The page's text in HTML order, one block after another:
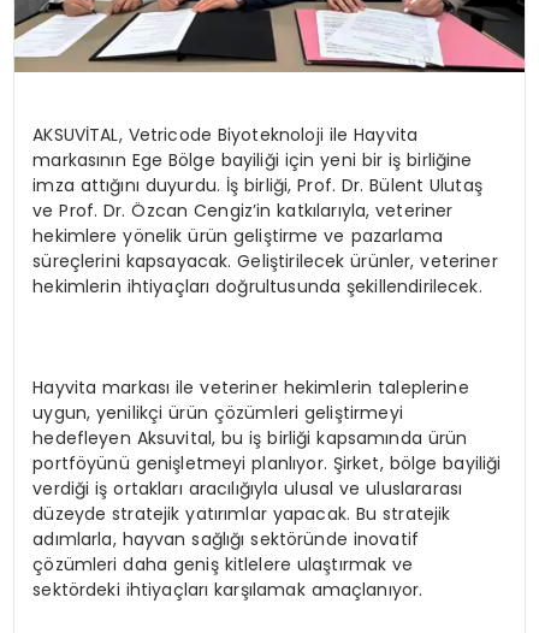
AKSUVİTAL, Vetricode Biyoteknoloji ile Hayvita
markasının Ege Bölge bayiliği için yeni bir iş birliğine
imza attığını duyurdu. İş birliği, Prof. Dr. Bülent Ulutaş
ve Prof. Dr. Özcan Cengiz’in katkılarıyla, veteriner
hekimlere yönelik ürün geliştirme ve pazarlama
süreçlerini kapsayacak. Geliştirilecek ürünler, veteriner
hekimlerin ihtiyaçları doğrultusunda şekillendirilecek.
Hayvita markası ile veteriner hekimlerin taleplerine
uygun, yenilikçi ürün çözümleri geliştirmeyi
hedefleyen Aksuvital, bu iş birliği kapsamında ürün
portföyünü genişletmeyi planlıyor. Şirket, bölge bayiliği
verdiği iş ortakları aracılığıyla ulusal ve uluslararası
düzeyde stratejik yatırımlar yapacak. Bu stratejik
adımlarla, hayvan sağlığı sektöründe inovatif
çözümleri daha geniş kitlelere ulaştırmak ve
sektördeki ihtiyaçları karşılamak amaçlanıyor.